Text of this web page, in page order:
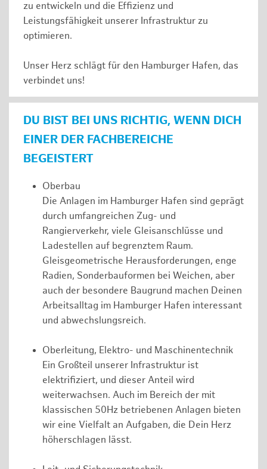
zu entwickeln und die Effizienz und
Leistungsfähigkeit unserer Infrastruktur zu
optimieren.
Unser Herz schlägt für den Hamburger Hafen, das
verbindet uns!
DU BIST BEI UNS RICHTIG, WENN DICH
EINER DER FACHBEREICHE
BEGEISTERT
Oberbau
Die Anlagen im Hamburger Hafen sind geprägt
durch umfangreichen Zug- und
Rangierverkehr, viele Gleisanschlüsse und
Ladestellen auf begrenztem Raum.
Gleisgeometrische Herausforderungen, enge
Radien, Sonderbauformen bei Weichen, aber
auch der besondere Baugrund machen Deinen
Arbeitsalltag im Hamburger Hafen interessant
und abwechslungsreich.
Oberleitung, Elektro- und Maschinentechnik
Ein Großteil unserer Infrastruktur ist
elektrifiziert, und dieser Anteil wird
weiterwachsen. Auch im Bereich der mit
klassischen 50Hz betriebenen Anlagen bieten
wir eine Vielfalt an Aufgaben, die Dein Herz
höherschlagen lässt.